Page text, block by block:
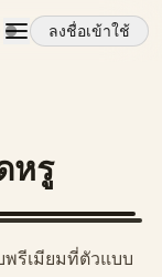
ลงชื่อเข้าใช้
หรู
พรีเมียมที่ตัวแบบ